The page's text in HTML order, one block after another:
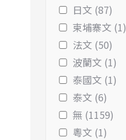
日文 (87)
柬埔寨文 (1)
法文 (50)
波蘭文 (1)
泰國文 (1)
泰文 (6)
無 (1159)
粵文 (1)